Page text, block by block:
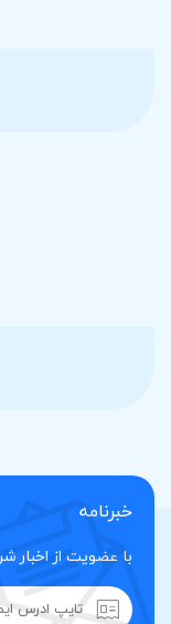
خبرنامه
با عضویت از اخبار